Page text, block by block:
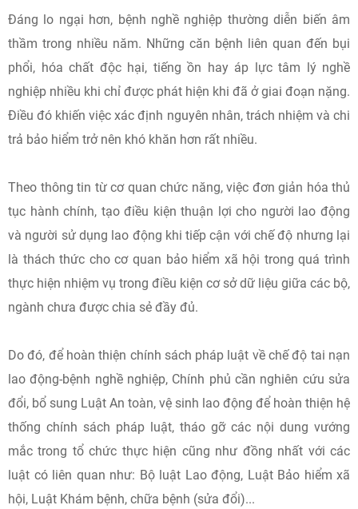
Đáng lo ngại hơn, bệnh nghề nghiệp thường diễn biến âm
thầm trong nhiều năm. Những căn bệnh liên quan đến bụi
phổi, hóa chất độc hại, tiếng ồn hay áp lực tâm lý nghề
nghiệp nhiều khi chỉ được phát hiện khi đã ở giai đoạn nặng.
Điều đó khiến việc xác định nguyên nhân, trách nhiệm và chi
trả bảo hiểm trở nên khó khăn hơn rất nhiều.
Theo thông tin từ cơ quan chức năng, việc đơn giản hóa thủ
tục hành chính, tạo điều kiện thuận lợi cho người lao động
và người sử dụng lao động khi tiếp cận với chế độ nhưng lại
là thách thức cho cơ quan bảo hiểm xã hội trong quá trình
thực hiện nhiệm vụ trong điều kiện cơ sở dữ liệu giữa các bộ,
ngành chưa được chia sẻ đầy đủ.
Do đó, để hoàn thiện chính sách pháp luật về chế độ tai nạn
lao động-bệnh nghề nghiệp, Chính phủ cần nghiên cứu sửa
đổi, bổ sung Luật An toàn, vệ sinh lao động để hoàn thiện hệ
thống chính sách pháp luật, tháo gỡ các nội dung vướng
mắc trong tổ chức thực hiện cũng như đồng nhất với các
luật có liên quan như: Bộ luật Lao động, Luật Bảo hiểm xã
hội, Luật Khám bệnh, chữa bệnh (sửa đổi)...